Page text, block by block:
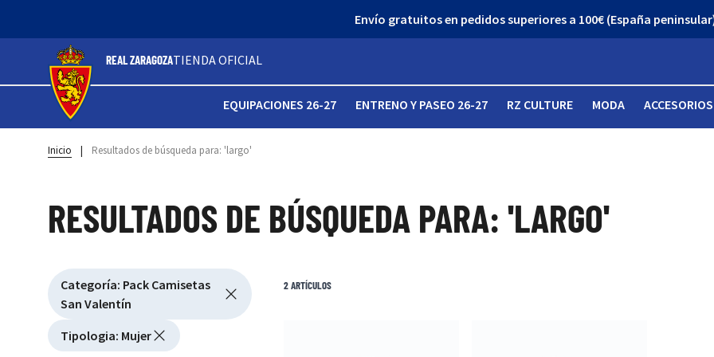
Envío gratuitos en pedidos superiores a 100€ (España
REAL ZARAGOZATIENDA OFICIAL
EQUIPACIONES 26-27 ENTRENO Y PASEO 26-27 RZ CULTURE MODA ACCESORIOS
Inicio | Resultados de búsqueda para: 'largo'
RESULTADOS DE BÚSQUEDA PARA: 'LARGO'
Ver filtros
Active filtering
Categoría: Pack Camisetas
San Valentín
Tipologia: Mujer
2ARTÍCULOS